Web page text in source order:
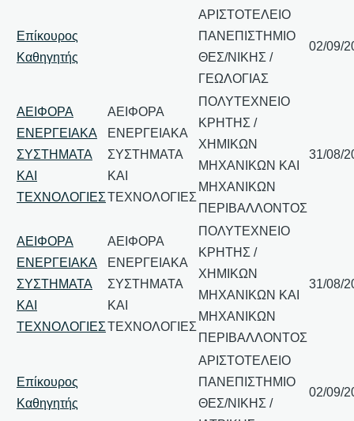
Επίκουρος
Καθηγητής
ΑΡΙΣΤΟΤΕΛΕΙΟ
ΠΑΝΕΠΙΣΤΗΜΙΟ
ΘΕΣ/ΝΙΚΗΣ /
ΓΕΩΛΟΓΙΑΣ
02/09/
ΑΕΙΦΟΡΑ
ΕΝΕΡΓΕΙΑΚΑ
ΣΥΣΤΗΜΑΤΑ
ΚΑΙ
ΤΕΧΝΟΛΟΓΙΕΣ
ΑΕΙΦΟΡΑ
ΕΝΕΡΓΕΙΑΚΑ
ΣΥΣΤΗΜΑΤΑ
ΚΑΙ
ΤΕΧΝΟΛΟΓΙΕΣ
ΠΟΛΥΤΕΧΝΕΙΟ
ΚΡΗΤΗΣ /
ΧΗΜΙΚΩΝ
ΜΗΧΑΝΙΚΩΝ ΚΑΙ
ΜΗΧΑΝΙΚΩΝ
ΠΕΡΙΒΑΛΛΟΝΤΟΣ
31/08/
ΑΕΙΦΟΡΑ
ΕΝΕΡΓΕΙΑΚΑ
ΣΥΣΤΗΜΑΤΑ
ΚΑΙ
ΤΕΧΝΟΛΟΓΙΕΣ
ΑΕΙΦΟΡΑ
ΕΝΕΡΓΕΙΑΚΑ
ΣΥΣΤΗΜΑΤΑ
ΚΑΙ
ΤΕΧΝΟΛΟΓΙΕΣ
ΠΟΛΥΤΕΧΝΕΙΟ
ΚΡΗΤΗΣ /
ΧΗΜΙΚΩΝ
ΜΗΧΑΝΙΚΩΝ ΚΑΙ
ΜΗΧΑΝΙΚΩΝ
ΠΕΡΙΒΑΛΛΟΝΤΟΣ
31/08/
Επίκουρος
Καθηγητής
ΑΡΙΣΤΟΤΕΛΕΙΟ
ΠΑΝΕΠΙΣΤΗΜΙΟ
ΘΕΣ/ΝΙΚΗΣ /
02/09/